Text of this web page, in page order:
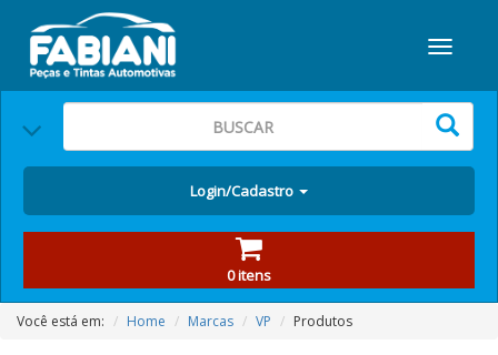
Login/Cadastro
0 itens
Você está em: Home Marcas VP Produtos